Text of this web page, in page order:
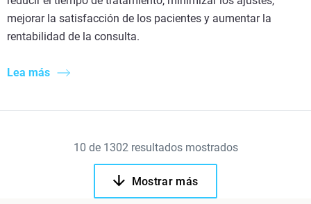
mejorar la satisfacción de los pacientes y aumentar la
rentabilidad de la consulta.
Lea más
10 de 1302resultados mostrados
Mostrar más